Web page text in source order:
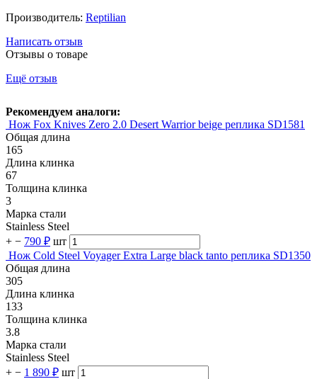
Производитель: Reptilian
Написать отзыв
Отзывы о товаре
Ещё отзыв
Рекомендуем аналоги:
Нож Fox Knives Zero 2.0 Desert Warrior beige реплика SD1581
Общая длина
165
Длина клинка
67
Толщина клинка
3
Марка стали
Stainless Steel
+ − 790 ₽ шт
Нож Cold Steel Voyager Extra Large black tanto реплика SD1350
Общая длина
305
Длина клинка
133
Толщина клинка
3.8
Марка стали
Stainless Steel
+ − 1 890 ₽ шт